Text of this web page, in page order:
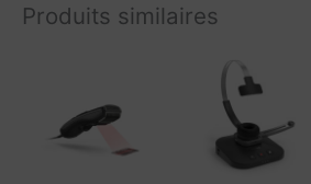
Produits similaires